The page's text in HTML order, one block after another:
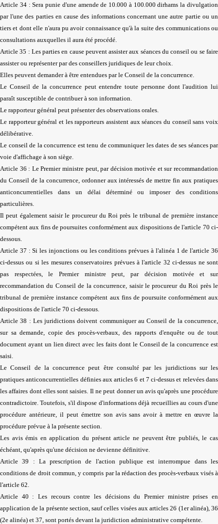
Article 34 : Sera punie d'une amende de 10.000 à 100.000 dirhams la divulgation
par l'une des parties en cause des informations concernant une autre partie ou un
tiers et dont elle n'aura pu avoir connaissance qu'à la suite des communications ou
consultations auxquelles il aura été procédé.
Article 35 : Les parties en cause peuvent assister aux séances du conseil ou se faire
assister ou représenter par des conseillers juridiques de leur choix.
Elles peuvent demander à être entendues par le Conseil de la concurrence.
Le Conseil de la concurrence peut entendre toute personne dont l'audition lui
paraît susceptible de contribuer à son information.
Le rapporteur général peut présenter des observations orales.
Le rapporteur général et les rapporteurs assistent aux séances du conseil sans voix
délibérative.
Le conseil de la concurrence est tenu de communiquer les dates de ses séances par
voie d'affichage à son siège.
Article 36 : Le Premier ministre peut, par décision motivée et sur recommandation
du Conseil de la concurrence, ordonner aux intéressés de mettre fin aux pratiques
anticoncurrentielles dans un délai déterminé ou imposer des conditions
particulières.
Il peut également saisir le procureur du Roi près le tribunal de première instance
compétent aux fins de poursuites conformément aux dispositions de l'article 70 ci-
dessous.
Article 37 : Si les injonctions ou les conditions prévues à l'alinéa 1 de l'article 36
ci-dessus ou si les mesures conservatoires prévues à l'article 32 ci-dessus ne sont
pas respectées, le Premier ministre peut, par décision motivée et sur
recommandation du Conseil de la concurrence, saisir le procureur du Roi près le
tribunal de première instance compétent aux fins de poursuite conformément aux
dispositions de l'article 70 ci-dessous.
Article 38 : Les juridictions doivent communiquer au Conseil de la concurrence,
sur sa demande, copie des procès-verbaux, des rapports d'enquête ou de tout
document ayant un lien direct avec les faits dont le Conseil de la concurrence est
saisi.
Le Conseil de la concurrence peut être consulté par les juridictions sur les
pratiques anticoncurrentielles définies aux articles 6 et 7 ci-dessus et relevées dans
les affaires dont elles sont saisies. Il ne peut donner un avis qu'après une procédure
contradictoire. Toutefois, s'il dispose d'informations déjà recueillies au cours d'une
procédure antérieure, il peut émettre son avis sans avoir à mettre en œuvre la
procédure prévue à la présente section.
Les avis émis en application du présent article ne peuvent être publiés, le cas
échéant, qu'après qu'une décision ne devienne définitive.
Article 39 : La prescription de l'action publique est interrompue dans les
conditions de droit commun, y compris par la rédaction des procès-verbaux visés à
l'article 62.
Article 40 : Les recours contre les décisions du Premier ministre prises en
application de la présente section, sauf celles visées aux articles 26 (1er alinéa), 36
(2e alinéa) et 37, sont portés devant la juridiction administrative compétente.